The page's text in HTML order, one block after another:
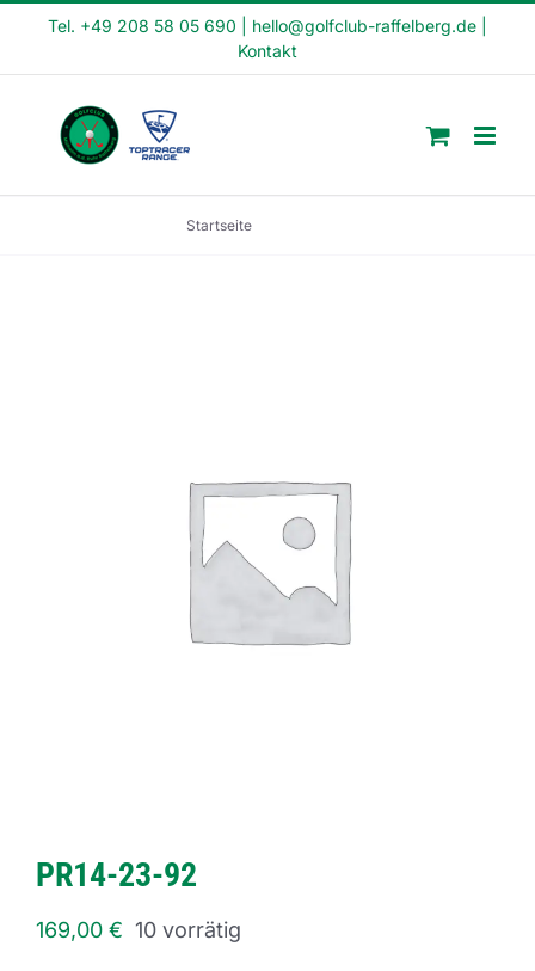
Tel. +49 208 58 05 690 hello@golfclub-raffelberg.de
Kontakt
Startseite
PR14-23-92
169,00 € 10 vorrätig